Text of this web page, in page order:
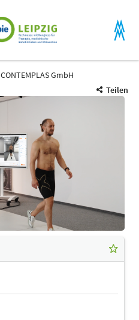
CONTEMPLAS GmbH
Teilen